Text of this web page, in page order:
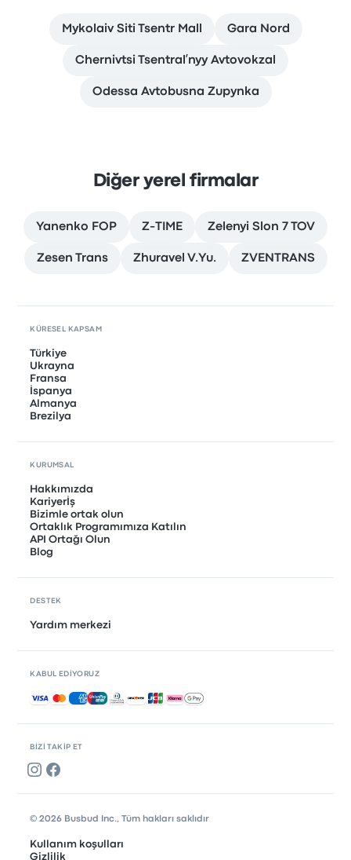
Mykolaiv Siti Tsentr Mall Gara Nord
Chernivtsi Tsentralʹnyy Avtovokzal
Odessa Avtobusna Zupynka
Diğer yerel firmalar
Yanenko FOP Z-TIME Zelenyi Slon 7 TOV
Zesen Trans Zhuravel V.Yu. ZVENTRANS
BIZI TAKIP ET
KÜRESEL KAPSAM
Türkiye
Ukrayna
Fransa
İspanya
Almanya
Brezilya
KURUMSAL
Hakkımızda
Kariyerİş
Bizimle ortak olun
Ortaklık Programımıza Katılın
API Ortağı Olun
Blog
DESTEK
Yardım merkezi
KABUL EDIYORUZ
Kabul edilen ödemeler
© 2026 Busbud Inc., Tüm hakları saklıdır
Kullanım koşulları
Gizlilik